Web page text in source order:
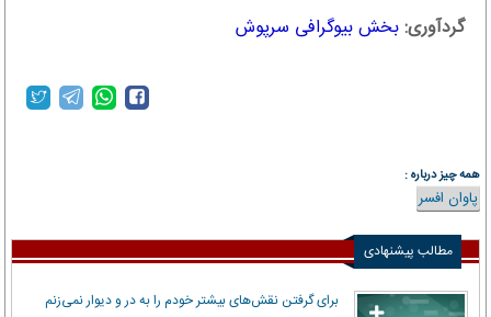
گردآوری:بخش بیوگرافی سرپوش
همه چیز درباره :
پاوان افسر
مطالب پیشنهادی
برای گرفتن نقش‌های بیشتر خودم را به در و دیوار نمی‌زنم